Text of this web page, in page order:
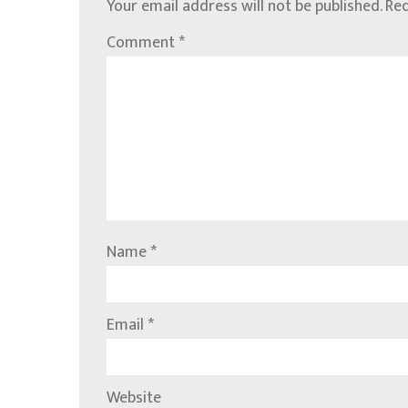
Your email address will not be published.
Comment*
Name*
Email*
Website